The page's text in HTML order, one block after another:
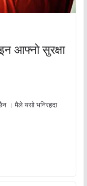
आफ्नो सुरक्षा
। मैले यसो भनिरहदा